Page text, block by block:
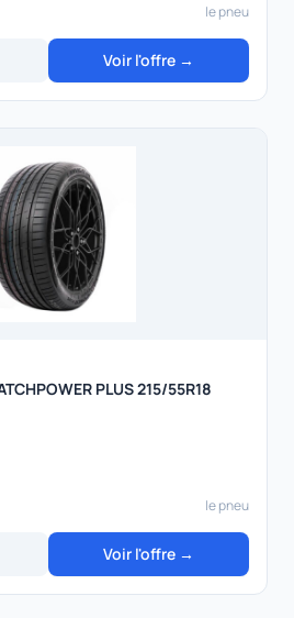
le pneu
Voir l'offre →
PLUS 215/55R18
le pneu
Voir l'offre →